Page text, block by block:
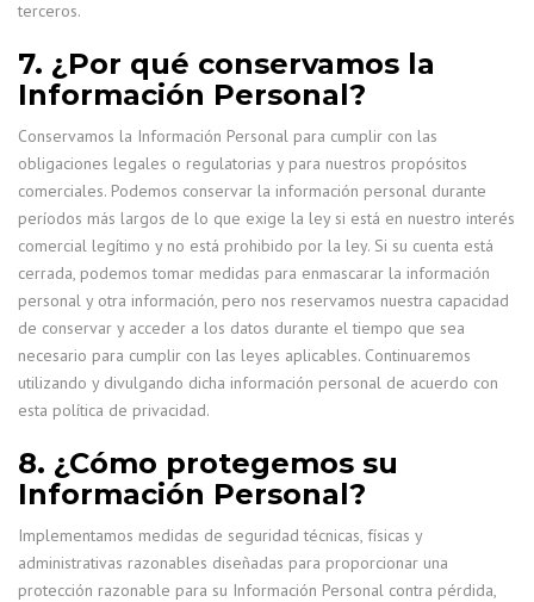
terceros.
7. ¿Por qué conservamos la
Información Personal?
Conservamos la Información Personal para cumplir con las
obligaciones legales o regulatorias y para nuestros propósitos
comerciales. Podemos conservar la información personal durante
períodos más largos de lo que exige la ley si está en nuestro interés
comercial legítimo y no está prohibido por la ley. Si su cuenta está
cerrada, podemos tomar medidas para enmascarar la información
personal y otra información, pero nos reservamos nuestra capacidad
de conservar y acceder a los datos durante el tiempo que sea
necesario para cumplir con las leyes aplicables. Continuaremos
utilizando y divulgando dicha información personal de acuerdo con
esta política de privacidad.
8. ¿Cómo protegemos su
Información Personal?
Implementamos medidas de seguridad técnicas, físicas y
administrativas razonables diseñadas para proporcionar una
protección razonable para su Información Personal contra pérdida,